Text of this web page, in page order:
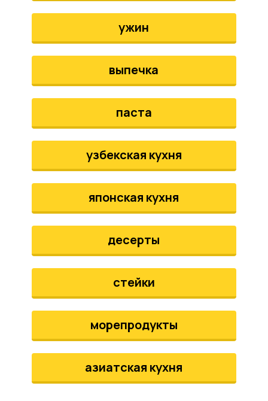
ужин
выпечка
паста
узбекская кухня
японская кухня
десерты
стейки
морепродукты
азиатская кухня